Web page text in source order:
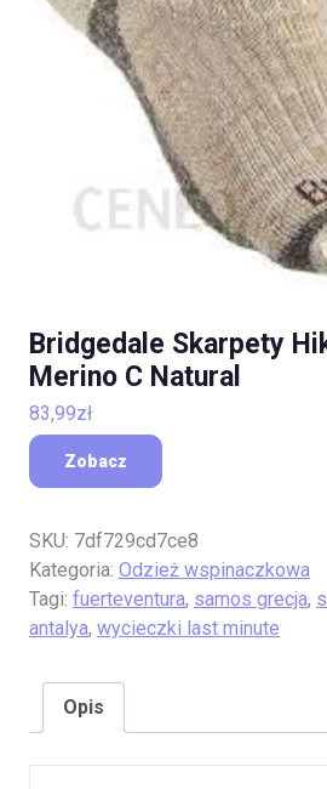
Bridgedale Skarpety
Merino C Natural
83,99zł
Zobacz
SKU: 7df729cd7ce8
Kategoria: Odzież wspinaczkowa
Tagi: fuerteventura, samos grecja,
antalya, wycieczki last minute
Opis